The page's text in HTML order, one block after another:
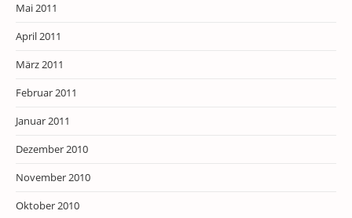
Mai 2011
April 2011
März 2011
Februar 2011
Januar 2011
Dezember 2010
November 2010
Oktober 2010